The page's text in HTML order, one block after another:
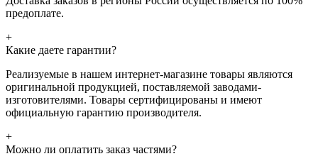
предоплате.
+
Какие даете гарантии?
Реализуемые в нашем интернет-магазине товары являются
оригинальной продукцией, поставляемой заводами-
изготовителями. Товары сертифицированы и имеют
официальную гарантию производителя.
+
Можно ли оплатить заказ частями?